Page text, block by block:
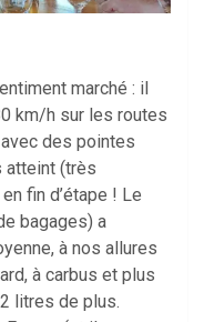
marché : il
km/h sur les routes
des pointes
atteint (très
fin d’étape ! Le
bagages) a
à nos allures
à carbus et plus
litres de plus.